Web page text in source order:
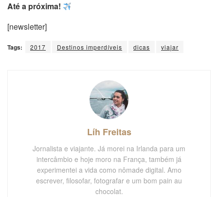
Até a próxima!
[newsletter]
Tags: 2017 Destinos imperdíveis dicas viajar
Líh Freitas
Jornalista e viajante. Já morei na Irlanda para um
intercâmbio e hoje moro na França, também já
experimentei a vida como nômade digital. Amo
escrever, filosofar, fotografar e um bom pain au
chocolat.